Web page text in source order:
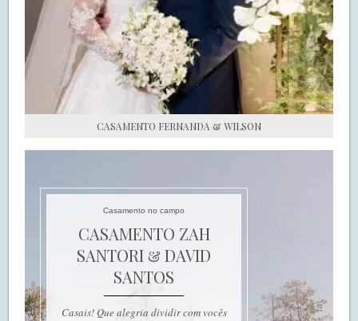
CASAMENTO FERNANDA & WILSON
Casamento no campo
CASAMENTO ZAH
SANTORI & DAVID
SANTOS
Casais! Que alegria dividir com vocês